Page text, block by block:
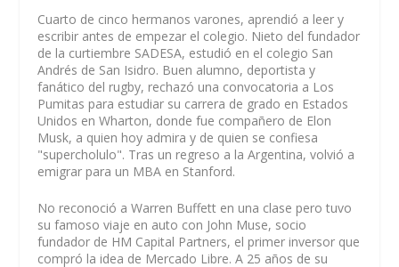
Cuarto de cinco hermanos varones, aprendió a leer y
escribir antes de empezar el colegio. Nieto del fundador
de la curtiembre SADESA, estudió en el colegio San
Andrés de San Isidro. Buen alumno, deportista y
fanático del rugby, rechazó una convocatoria a Los
Pumitas para estudiar su carrera de grado en Estados
Unidos en Wharton, donde fue compañero de Elon
Musk, a quien hoy admira y de quien se confiesa
"supercholulo". Tras un regreso a la Argentina, volvió a
emigrar para un MBA en Stanford.
No reconoció a Warren Buffett en una clase pero tuvo
su famoso viaje en auto con John Muse, socio
fundador de HM Capital Partners, el primer inversor que
compró la idea de Mercado Libre. A 25 años de su